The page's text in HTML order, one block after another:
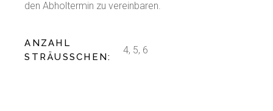
den Abholtermin zu vereinbaren.
ANZAHL
STRÄUSSCHEN
4, 5, 6